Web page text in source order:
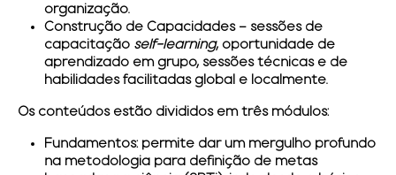
organização.
Construção de Capacidades– sessões de
capacitação self-learning, oportunidade de
aprendizado em grupo, sessões técnicas e de
habilidades facilitadas global e localmente.
Os conteúdos estão divididos em três módulos:
Fundamentos: permite dar um mergulho profundo
na metodologia para definição de metas